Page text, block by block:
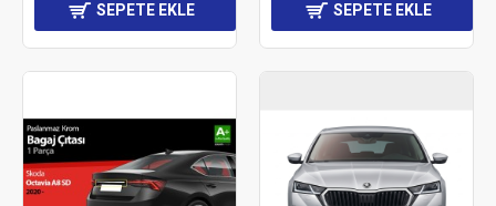
SEPETE EKLE SEPETE EKLE